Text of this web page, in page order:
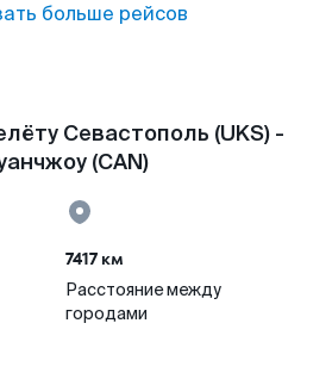
больше рейсов
Севастополь (UKS) -
(CAN)
7417 км
Расстояние между
городами